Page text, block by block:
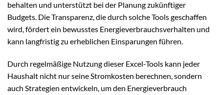
behalten und unterstützt bei der Planung zukünftiger
Budgets. Die Transparenz, die durch solche Tools geschaffen
wird, fördert ein bewusstes Energieverbrauchsverhalten und
kann langfristig zu erheblichen Einsparungen führen.
Durch regelmäßige Nutzung dieser Excel-Tools kann jeder
Haushalt nicht nur seine Stromkosten berechnen, sondern
auch Strategien entwickeln, um den Energieverbrauch